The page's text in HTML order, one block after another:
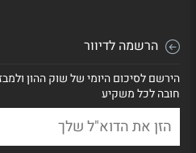
הרשמה לדיוור
הירשם לסיכום היומי של שוק ההון
חובה לכל משקיע